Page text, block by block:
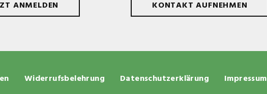
ANMELDEN KONTAKT AUFNEHMEN
Widerrufsbelehrung Datenschutzerklärung Impressum